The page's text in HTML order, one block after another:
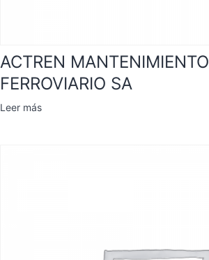
ACTREN MANTENIMIENTO
FERROVIARIO SA
Leer más